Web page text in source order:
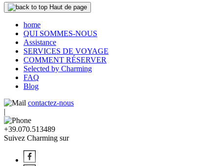
Haut de page
home
QUI SOMMES-NOUS
Assistance
SERVICES DE VOYAGE
COMMENT RÉSERVER
Selected by Charming
FAQ
Blog
contactez-nous
|
+39.070.513489
Suivez Charming sur